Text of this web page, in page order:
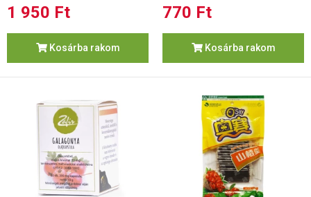
1 950 Ft
Kosárba rakom
770 Ft
Kosárba rakom